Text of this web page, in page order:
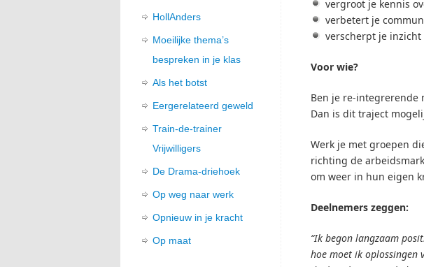
vergroot je kennis
verbetert je
verscherpt je
Voor wie?
Ben je re-integrerende
Dan is dit traject
Werk je met groepen
richting de
om weer in hun eigen
Deelnemers zeggen:
“Ik begon langzaam
hoe moet ik oplossingen
HollAnders
Moeilijke thema’s
bespreken in je klas
Als het botst
Eergerelateerd geweld
Train-de-trainer
Vrijwilligers
De Drama-driehoek
Op weg naar werk
Opnieuw in je kracht
Op maat